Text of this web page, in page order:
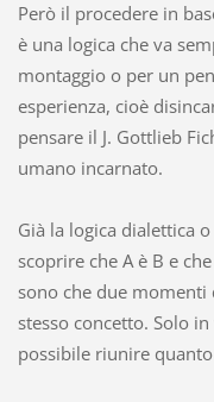
Però il procedere in
è una logica che va
montaggio o per un
esperienza, cioè
pensare il J. Gottlieb
umano incarnato.
Già la logica dialettica
scoprire che A è B e
sono che due
stesso concetto. Solo
possibile riunire